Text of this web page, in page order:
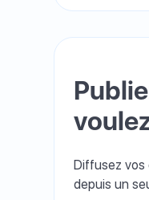
Diffusez vos
depuis un